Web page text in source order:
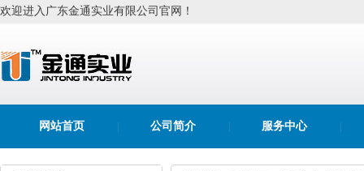
欢迎进入广东金通实业有限公司官网！
网站首页 公司简介 服务中心